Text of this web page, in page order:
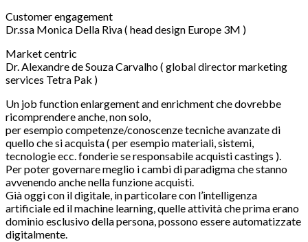
Customer engagement
Dr.ssa Monica Della Riva ( head design Europe 3M )
Market centric
Dr. Alexandre de Souza Carvalho ( global director marketing
services Tetra Pak )
Un job function enlargement and enrichment che dovrebbe
ricomprendere anche, non solo,
per esempio competenze/conoscenze tecniche avanzate di
quello che si acquista ( per esempio materiali, sistemi,
tecnologie ecc. fonderie se responsabile acquisti castings ).
Per poter governare meglio i cambi di paradigma che stanno
avvenendo anche nella funzione acquisti.
Già oggi con il digitale, in particolare con l’intelligenza
artificiale ed il machine learning, quelle attività che prima erano
dominio esclusivo della persona, possono essere automatizzate
digitalmente.